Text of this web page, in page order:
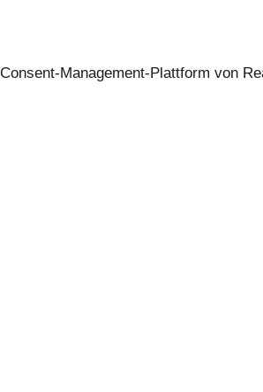
Consent-Management-Plattform von